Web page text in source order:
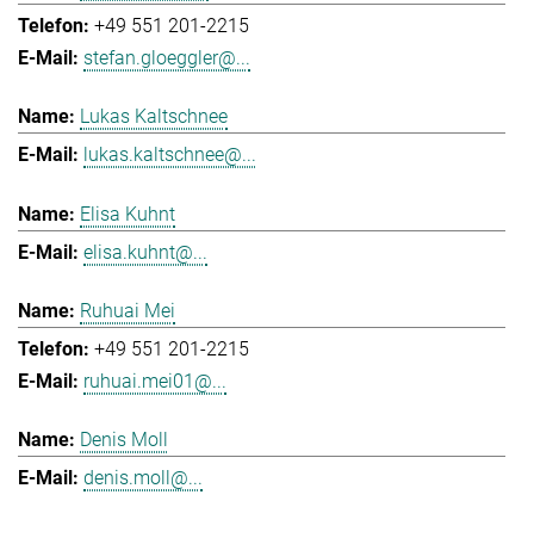
+49 551 201-2215
stefan.gloeggler@...
Lukas Kaltschnee
lukas.kaltschnee@...
Elisa Kuhnt
elisa.kuhnt@...
Ruhuai Mei
+49 551 201-2215
ruhuai.mei01@...
Denis Moll
denis.moll@...